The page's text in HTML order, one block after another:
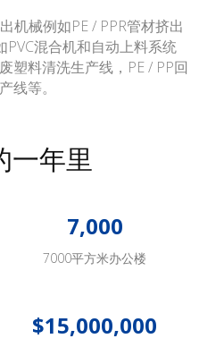
机械例如PE / PPR管材挤出
混合机和自动上料系统
塑料清洗生产线，PE / PP回
线等。
一年里
7,000
7000平方米办公楼
$15,000,000